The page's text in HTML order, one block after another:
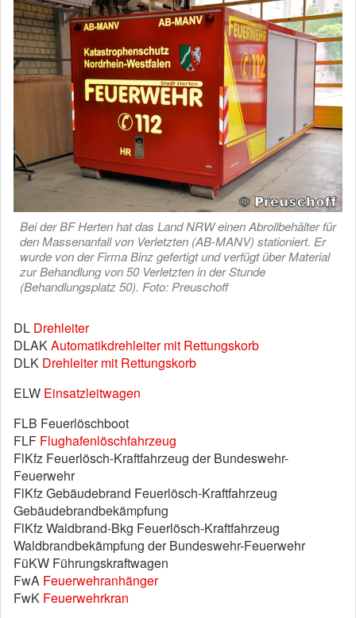
Bei der BF Herten hat das Land NRW einen Abrollbehälter für
den Massenanfall von Verletzten (AB-MANV) stationiert. Er
wurde von der Firma Binz gefertigt und verfügt über Material
zur Behandlung von 50 Verletzten in der Stunde
(Behandlungsplatz 50). Foto: Preuschoff
DL Drehleiter
DLAKAutomatikdrehleiter mit Rettungskorb
DLK Drehleiter mit Rettungskorb
ELW Einsatzleitwagen
FLB Feuerlöschboot
FLF Flughafenlöschfahrzeug
FlKfz Feuerlösch-Kraftfahrzeug der Bundeswehr-
Feuerwehr
FlKfz Gebäudebrand Feuerlösch-Kraftfahrzeug
Gebäudebrandbekämpfung
FlKfz Waldbrand-Bkg Feuerlösch-Kraftfahrzeug
Waldbrandbekämpfung der Bundeswehr-Feuerwehr
FüKW Führungskraftwagen
FwA Feuerwehranhänger
FwK Feuerwehrkran